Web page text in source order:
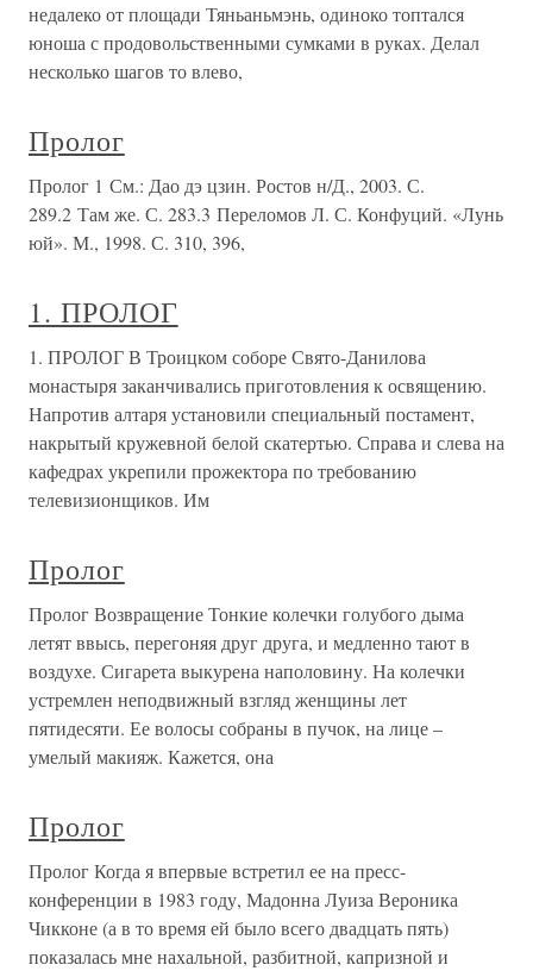
недалеко от площади Тяньаньмэнь, одиноко топтался
юноша с продовольственными сумками в руках. Делал
несколько шагов то влево,
Пролог
Пролог 1 См.: Дао дэ цзин. Ростов н/Д., 2003. С.
289.2 Там же. С. 283.3 Переломов Л. С. Конфуций. «Лунь
юй». М., 1998. С. 310, 396,
1. ПРОЛОГ
1. ПРОЛОГ В Троицком соборе Свято-Данилова
монастыря заканчивались приготовления к освящению.
Напротив алтаря установили специальный постамент,
накрытый кружевной белой скатертью. Справа и слева на
кафедрах укрепили прожектора по требованию
телевизионщиков. Им
Пролог
Пролог Возвращение Тонкие колечки голубого дыма
летят ввысь, перегоняя друг друга, и медленно тают в
воздухе. Сигарета выкурена наполовину. На колечки
устремлен неподвижный взгляд женщины лет
пятидесяти. Ее волосы собраны в пучок, на лице –
умелый макияж. Кажется, она
Пролог
Пролог Когда я впервые встретил ее на пресс-
конференции в 1983 году, Мадонна Луиза Вероника
Чикконе (а в то время ей было всего двадцать пять)
показалась мне нахальной, разбитной, капризной и